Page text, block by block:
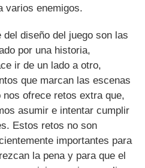
varios enemigos.
diseño del juego son las
por una historia,
ir de un lado a otro,
que marcan las escenas
ofrece retos extra que,
asumir e intentar cumplir
Estos retos no son
importantes para
la pena y para que el